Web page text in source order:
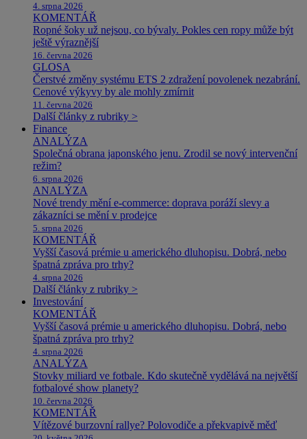
4. srpna 2026
KOMENTÁŘ
Ropné šoky už nejsou, co bývaly. Pokles cen ropy může být
ještě výraznější
16. června 2026
GLOSA
Čerstvé změny systému ETS 2 zdražení povolenek nezabrání.
Cenové výkyvy by ale mohly zmírnit
11. června 2026
Další články z rubriky >
Finance
ANALÝZA
Společná obrana japonského jenu. Zrodil se nový intervenční
režim?
6. srpna 2026
ANALÝZA
Nové trendy mění e-commerce: doprava poráží slevy a
zákazníci se mění v prodejce
5. srpna 2026
KOMENTÁŘ
Vyšší časová prémie u amerického dluhopisu. Dobrá, nebo
špatná zpráva pro trhy?
4. srpna 2026
Další články z rubriky >
Investování
KOMENTÁŘ
Vyšší časová prémie u amerického dluhopisu. Dobrá, nebo
špatná zpráva pro trhy?
4. srpna 2026
ANALÝZA
Stovky miliard ve fotbale. Kdo skutečně vydělává na největší
fotbalové show planety?
10. června 2026
KOMENTÁŘ
Vítězové burzovní rallye? Polovodiče a překvapivě měď